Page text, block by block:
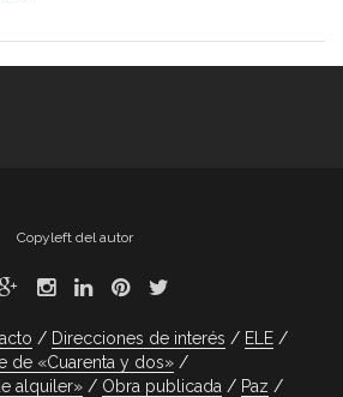
Copyleft del autor
Direcciones de interés
ELE
de «Cuarenta y dos»
alquiler»
Obra publicada Paz